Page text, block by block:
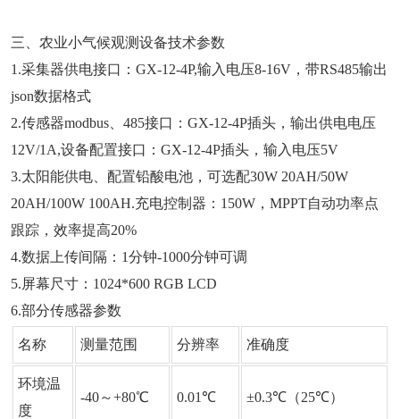
三、农业小气候观测设备技术参数
1.采集器供电接口：GX-12-4P,输入电压8-16V，带RS485输出
json数据格式
2.传感器modbus、485接口：GX-12-4P插头，输出供电电压
12V/1A,设备配置接口：GX-12-4P插头，输入电压5V
3.太阳能供电、配置铅酸电池，可选配30W 20AH/50W
20AH/100W 100AH.充电控制器：150W，MPPT自动功率点
跟踪，效率提高20%
4.数据上传间隔：1分钟-1000分钟可调
5.屏幕尺寸：1024*600 RGB LCD
6.部分传感器参数
名称 测量范围 分辨率 准确度
环境温
度
-40～+80℃ 0.01℃ ±0.3℃（25℃）